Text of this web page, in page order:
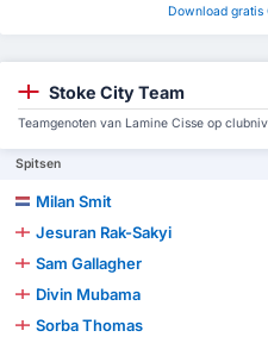
Download gratis
Stoke City Team
Teamgenoten van Lamine Cisse op
Spitsen
Milan Smit
Jesuran Rak-Sakyi
Sam Gallagher
Divin Mubama
Sorba Thomas